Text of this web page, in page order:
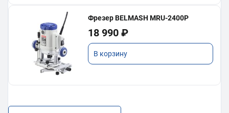
Фрезер BELMASH MRU-2400P
18 990 ₽
В корзину